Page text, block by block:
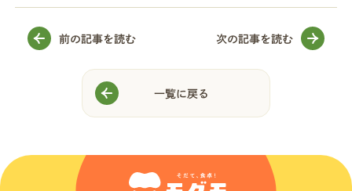
前の記事を読む
一覧に戻る
次の記事を読む